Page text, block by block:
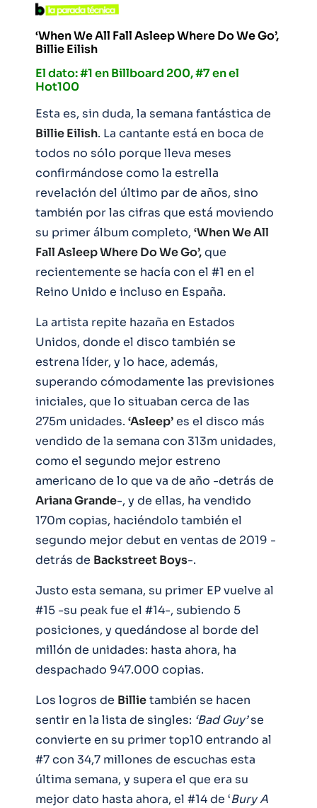
‘When We All Fall Asleep Where Do We Go’,
Billie Eilish
El dato: #1 en Billboard 200, #7 en el
Hot100
Esta es, sin duda, la semana fantástica de
Billie Eilish. La cantante está en boca de
todos no sólo porque lleva meses
confirmándose como la estrella
revelación del último par de años, sino
también por las cifras que está moviendo
su primer álbum completo, ‘When We All
Fall Asleep Where Do We Go’,que
recientemente se hacía con el #1 en el
Reino Unido e incluso en España.
La artista repite hazaña en Estados
Unidos, donde el disco también se
estrena líder, y lo hace, además,
superando cómodamente las previsiones
iniciales, que lo situaban cerca de las
275m unidades. ‘Asleep’es el disco más
vendido de la semana con 313m unidades,
como el segundo mejor estreno
americano de lo que va de año -detrás de
Ariana Grande-, y de ellas, ha vendido
170m copias, haciéndolo también el
segundo mejor debut en ventas de 2019 -
detrás de Backstreet Boys-.
Justo esta semana, su primer EP vuelve al
#15 -su peak fue el #14-, subiendo 5
posiciones, y quedándose al borde del
millón de unidades: hasta ahora, ha
despachado 947.000 copias.
Los logros de Billietambién se hacen
sentir en la lista de singles: ‘Bad Guy’se
convierte en su primer top10 entrando al
#7 con 34,7 millones de escuchas esta
última semana, y supera el que era su
mejor dato hasta ahora, el #14 de ‘Bury A